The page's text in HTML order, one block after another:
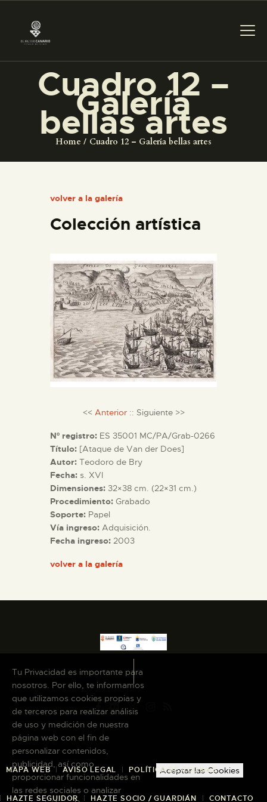
Cuadro 12 –
Galería
bellas artes
Home Cuadro 12 – Galería bellas artes
PREPARAR LA VISITA
ACTIVIDADES
EL MUSEO
DIDÁCTICA
ESPAÑOL
PREPARAR LA VISITA
ACTIVIDADES
EL MUSEO
COLECCIONES
DIDÁCTICA
ESPAÑOL
volver a la galería
Colección artística
<< Anterior:: Siguiente >>
Nº registro: ES 35001 MC/PA/Grab-0266
Título: [Ataque de Van der Does]
Autor: Teodoro de Bry
Fecha: s. XVI
Dimensiones: 32×38 cm. (22×31 cm.)
Procedimiento: Grabado
Soporte: Papel
Vía ingreso: Adquisición.
Fecha ingreso: 2003
volver a la galería
MAPA WEB AVISO LEGAL POLÍTICA DE COOKIES
HAZTE SEGUIDOR HAZTE SOCIO / GUARDIÁN CONTACTO
Tu Privacidad es importante para
nosotros. Por ello, te informamos
que utilizamos cookies propias y
de terceros para realizar análisis
de uso y medición de nuestra
página web con el fin de
personalizar contenidos,
publicidad, así como
proporcionar funcionalidades en
las redes sociales o analizar
Aceptar las Cookies